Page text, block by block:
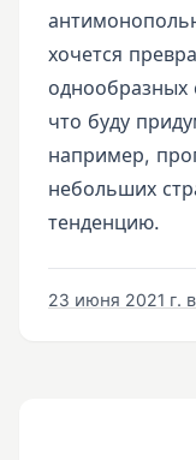
хочется
однообразных
что буду
например,
небольших
тенденцию.
23 июня 2021 г. в